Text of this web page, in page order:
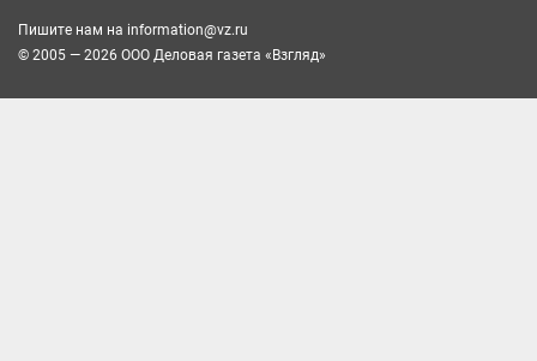
Пишите нам на information@vz.ru
© 2005 — 2026 ООО Деловая газета «Взгляд»